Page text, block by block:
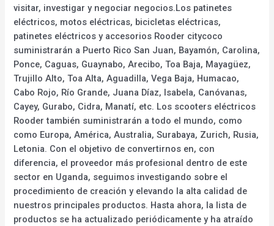
visitar, investigar y negociar negocios.Los patinetes
eléctricos, motos eléctricas, bicicletas eléctricas,
patinetes eléctricos y accesorios Rooder citycoco
suministrarán a Puerto Rico San Juan, Bayamón, Carolina,
Ponce, Caguas, Guaynabo, Arecibo, Toa Baja, Mayagüez,
Trujillo Alto, Toa Alta, Aguadilla, Vega Baja, Humacao,
Cabo Rojo, Río Grande, Juana Díaz, Isabela, Canóvanas,
Cayey, Gurabo, Cidra, Manatí, etc. Los scooters eléctricos
Rooder también suministrarán a todo el mundo, como
como Europa, América, Australia, Surabaya, Zurich, Rusia,
Letonia. Con el objetivo de convertirnos en, con
diferencia, el proveedor más profesional dentro de este
sector en Uganda, seguimos investigando sobre el
procedimiento de creación y elevando la alta calidad de
nuestros principales productos. Hasta ahora, la lista de
productos se ha actualizado periódicamente y ha atraído